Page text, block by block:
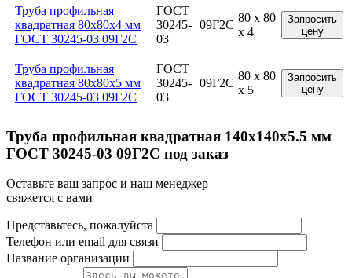
Труба профильная
квадратная 80x80x4 мм
ГОСТ 30245-03 09Г2С
ГОСТ
30245-
03
09Г2С
80 x 80
x 4
Запросить
цену
Труба профильная
квадратная 80x80x5 мм
ГОСТ 30245-03 09Г2С
ГОСТ
30245-
03
09Г2С
80 x 80
x 5
Запросить
цену
Труба профильная квадратная 140x140x5.5 мм
ГОСТ 30245-03 09Г2С под заказ
Оставьте ваш запрос и наш менеджер
свяжется с вами
Представьтесь, пожалуйста
Телефон или email для связи
Название организации